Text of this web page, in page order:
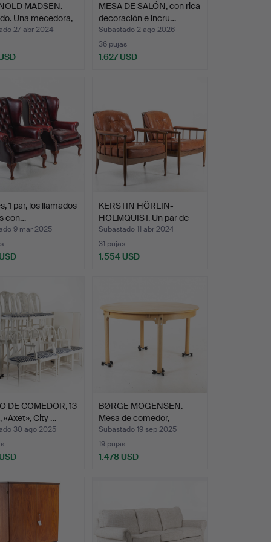
MADSEN.
Una mecedora,
27 abr 2024
MESA DE SALÓN, con rica
decoración e incru…
Subastado 2 ago 2026
36 pujas
1.627 USD
1 par, los llamados
con…
9 mar 2025
KERSTIN HÖRLIN-
HOLMQUIST. Un par de
sillon…
Subastado 11 abr 2024
31 pujas
1.554 USD
DE COMEDOR, 13
«Axet», City …
30 ago 2025
BØRGE MOGENSEN.
Mesa de comedor,
«Öresund»…
Subastado 19 sep 2025
19 pujas
1.478 USD